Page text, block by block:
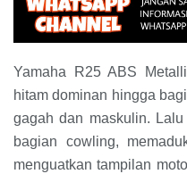
Yamaha R25 ABS
hitam dominan hingga
gagah dan maskulin.
bagian cowling,
menguatkan tampilan